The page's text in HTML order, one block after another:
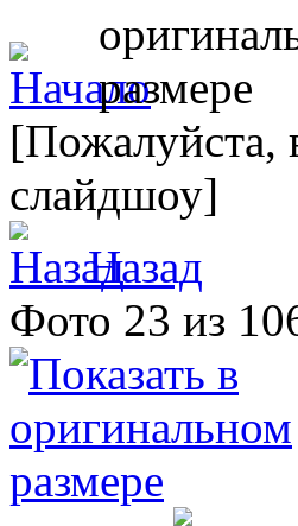
[Пожалуйста,
слайдшоу]
Назад
Фото 23 из